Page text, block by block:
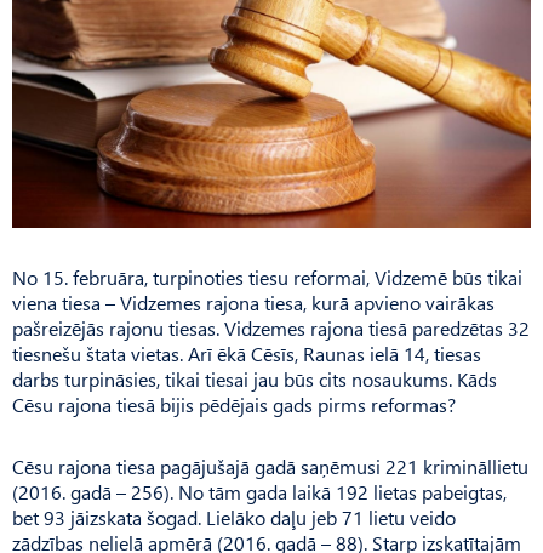
No 15. februāra, turpinoties tiesu reformai, Vidzemē būs tikai
viena tiesa – Vidzemes rajona tiesa, kurā apvieno vairākas
pašreizējās rajonu tiesas. Vidzemes rajona tiesā paredzētas 32
tiesnešu štata vietas. Arī ēkā Cēsīs, Raunas ielā 14, tiesas
darbs turpināsies, tikai tiesai jau būs cits nosaukums. Kāds
Cēsu rajona tiesā bijis pēdējais gads pirms reformas?
Cēsu rajona tiesa pagājušajā gadā saņēmusi 221 krimināllietu
(2016. gadā – 256). No tām gada laikā 192 lietas pabeigtas,
bet 93 jāizskata šogad. Lielāko daļu jeb 71 lietu veido
zādzības nelielā apmērā (2016. gadā – 88). Starp izskatītajām